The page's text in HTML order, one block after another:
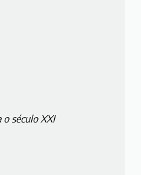
século XXI